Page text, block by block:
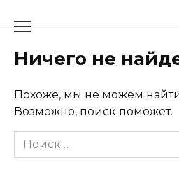
Ничего не
Похоже, мы не можем
Возможно, поиск поможет.
Search
for: